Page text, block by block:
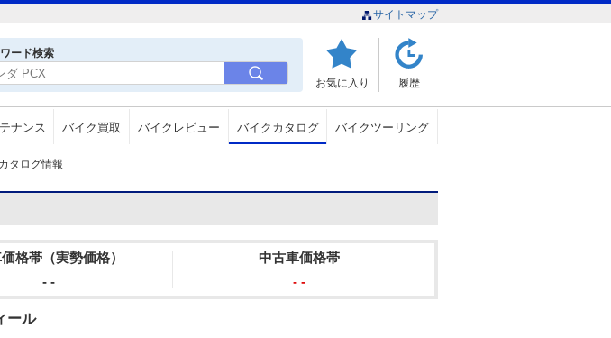
サイトマップ
ード検索
お気に入り 履歴
ナンス バイク買取 バイクレビュー バイクカタログ バイクツーリング
タログ情報
格帯（実勢価格）
- -
中古車価格帯
- -
ール